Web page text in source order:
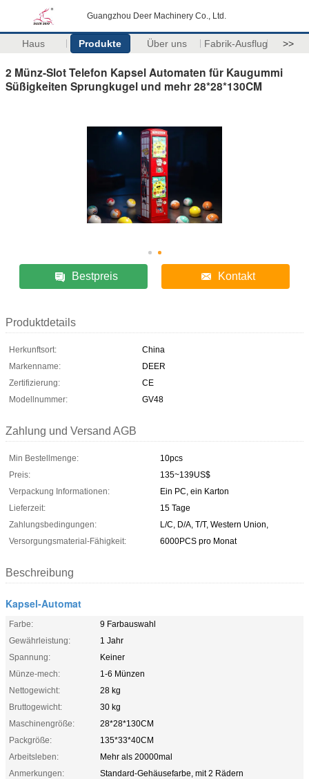
Guangzhou Deer Machinery Co., Ltd.
Haus Produkte Über uns Fabrik-Ausflug >>
2 Münz-Slot Telefon Kapsel Automaten für Kaugummi
Süßigkeiten Sprungkugel und mehr 28*28*130CM
Bestpreis Kontakt
Produktdetails
Herkunftsort:
China
Markenname:
DEER
Zertifizierung:
CE
Modellnummer:
GV48
Zahlung und Versand AGB
Min Bestellmenge:
10pcs
Preis:
135~139US$
Verpackung Informationen:
Ein PC, ein Karton
Lieferzeit:
15 Tage
Zahlungsbedingungen:
L/C, D/A, T/T, Western Union,
Versorgungsmaterial-Fähigkeit:
6000PCS pro Monat
Beschreibung
Kapsel-Automat
Farbe:
9 Farbauswahl
Gewährleistung:
1 Jahr
Spannung:
Keiner
Münze-mech:
1-6 Münzen
Nettogewicht:
28 kg
Bruttogewicht:
30 kg
Maschinengröße:
28*28*130CM
Packgröße:
135*33*40CM
Arbeitsleben:
Mehr als 20000mal
Anmerkungen:
Standard-Gehäusefarbe, mit 2 Rädern